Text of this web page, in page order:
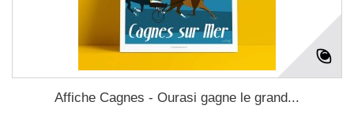
Affiche Cagnes - Ourasi gagne le grand...